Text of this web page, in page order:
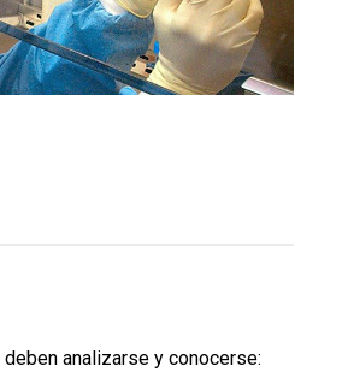
analizarse y conocerse: